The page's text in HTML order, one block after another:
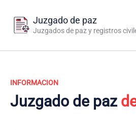
contenido
Juzgado de paz
Juzgados de paz y registros
INFORMACION
Juzgado de paz